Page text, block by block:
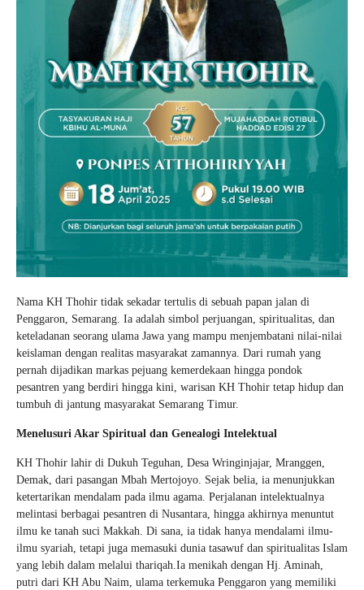
Nama KH Thohir tidak sekadar tertulis di sebuah papan jalan di
Penggaron, Semarang. Ia adalah simbol perjuangan, spiritualitas, dan
keteladanan seorang ulama Jawa yang mampu menjembatani nilai-nilai
keislaman dengan realitas masyarakat zamannya. Dari rumah yang
pernah dijadikan markas pejuang kemerdekaan hingga pondok
pesantren yang berdiri hingga kini, warisan KH Thohir tetap hidup dan
tumbuh di jantung masyarakat Semarang Timur.
Menelusuri Akar Spiritual dan Genealogi Intelektual
KH Thohir lahir di Dukuh Teguhan, Desa Wringinjajar, Mranggen,
Demak, dari pasangan Mbah Mertojoyo. Sejak belia, ia menunjukkan
ketertarikan mendalam pada ilmu agama. Perjalanan intelektualnya
melintasi berbagai pesantren di Nusantara, hingga akhirnya menuntut
ilmu ke tanah suci Makkah. Di sana, ia tidak hanya mendalami ilmu-
ilmu syariah, tetapi juga memasuki dunia tasawuf dan spiritualitas Islam
yang lebih dalam melalui thariqah.Ia menikah dengan Hj. Aminah,
putri dari KH Abu Naim, ulama terkemuka Penggaron yang memiliki